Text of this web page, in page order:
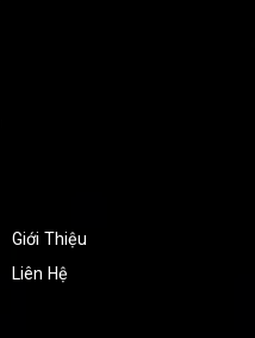
Giới Thiệu
Liên Hệ